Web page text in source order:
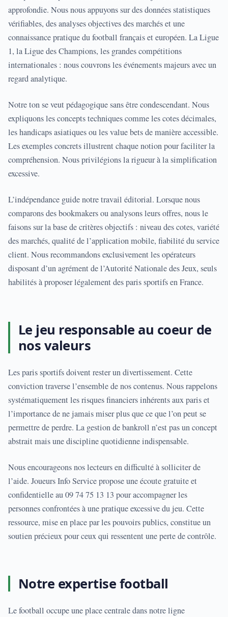
approfondie. Nous nous appuyons sur des données statistiques
vérifiables, des analyses objectives des marchés et une
connaissance pratique du football français et européen. La Ligue
1, la Ligue des Champions, les grandes compétitions
internationales : nous couvrons les événements majeurs avec un
regard analytique.
Notre ton se veut pédagogique sans être condescendant. Nous
expliquons les concepts techniques comme les cotes décimales,
les handicaps asiatiques ou les value bets de manière accessible.
Les exemples concrets illustrent chaque notion pour faciliter la
compréhension. Nous privilégions la rigueur à la simplification
excessive.
L’indépendance guide notre travail éditorial. Lorsque nous
comparons des bookmakers ou analysons leurs offres, nous le
faisons sur la base de critères objectifs : niveau des cotes, variété
des marchés, qualité de l’application mobile, fiabilité du service
client. Nous recommandons exclusivement les opérateurs
disposant d’un agrément de l’Autorité Nationale des Jeux, seuls
habilités à proposer légalement des paris sportifs en France.
Le jeu responsable au coeur de
nos valeurs
Les paris sportifs doivent rester un divertissement. Cette
conviction traverse l’ensemble de nos contenus. Nous rappelons
systématiquement les risques financiers inhérents aux paris et
l’importance de ne jamais miser plus que ce que l’on peut se
permettre de perdre. La gestion de bankroll n’est pas un concept
abstrait mais une discipline quotidienne indispensable.
Nous encourageons nos lecteurs en difficulté à solliciter de
l’aide. Joueurs Info Service propose une écoute gratuite et
confidentielle au 09 74 75 13 13 pour accompagner les
personnes confrontées à une pratique excessive du jeu. Cette
ressource, mise en place par les pouvoirs publics, constitue un
soutien précieux pour ceux qui ressentent une perte de contrôle.
Notre expertise football
Le football occupe une place centrale dans notre ligne